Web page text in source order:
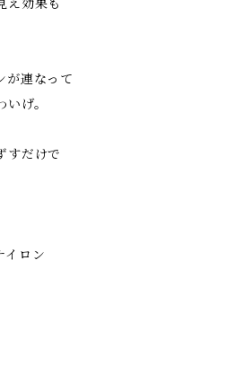
え効果も
が連なって
げ。
すだけで
イロン